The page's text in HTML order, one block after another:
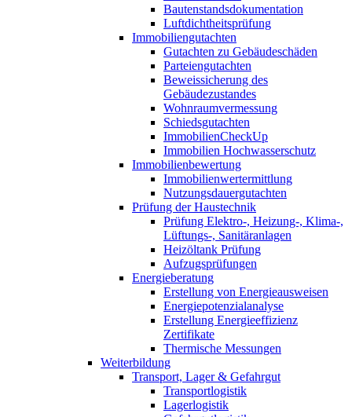
Bautenstandsdokumentation
Luftdichtheitsprüfung
Immobiliengutachten
Gutachten zu Gebäudeschäden
Parteiengutachten
Beweissicherung des
Gebäudezustandes
Wohnraumvermessung
Schiedsgutachten
ImmobilienCheckUp
Immobilien Hochwasserschutz
Immobilienbewertung
Immobilienwertermittlung
Nutzungsdauergutachten
Prüfung der Haustechnik
Prüfung Elektro-, Heizung-, Klima-,
Lüftungs-, Sanitäranlagen
Heizöltank Prüfung
Aufzugsprüfungen
Energieberatung
Erstellung von Energieausweisen
Energiepotenzialanalyse
Erstellung Energieeffizienz
Zertifikate
Thermische Messungen
Weiterbildung
Transport, Lager & Gefahrgut
Transportlogistik
Lagerlogistik